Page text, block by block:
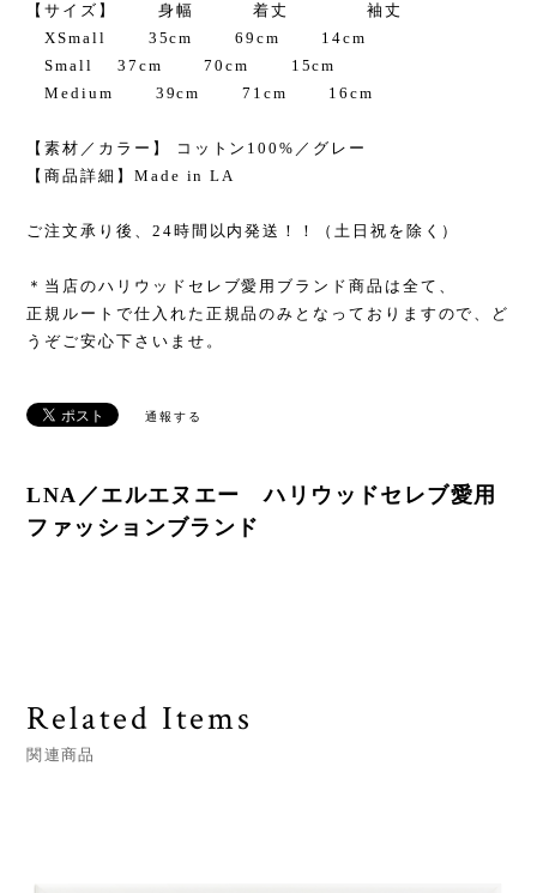
【サイズ】 身幅 着丈 袖丈
XSmall 35cm 69cm 14cm
Small 37cm 70cm 15cm
Medium 39cm 71cm 16cm
【素材／カラー】 コットン100%／グレー
【商品詳細】Made in LA
ご注文承り後、24時間以内発送！！（土日祝を除く）
＊当店のハリウッドセレブ愛用ブランド商品は全て、
正規ルートで仕入れた正規品のみとなっておりますので、ど
うぞご安心下さいませ。
通報する
LNA／エルエヌエー ハリウッドセレブ愛用
ファッションブランド
Related Items
関連商品